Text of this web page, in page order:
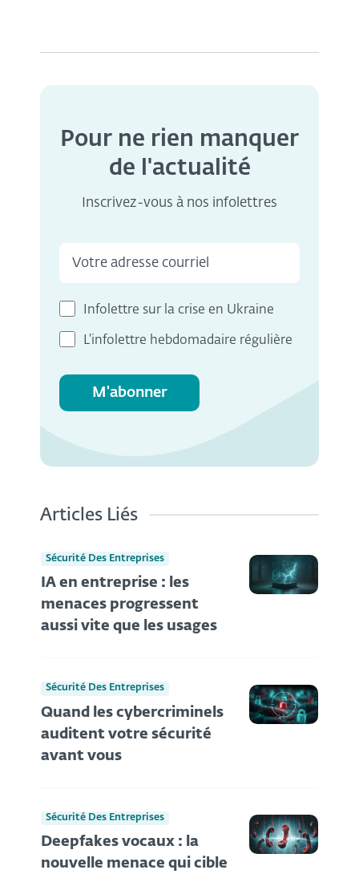
Pour ne rien manquer
de l'actualité
Inscrivez-vous à nos infolettres
Infolettre sur la crise en Ukraine
L'infolettre hebdomadaire régulière
M'abonner
Articles Liés
Sécurité Des Entreprises
IA en entreprise : les
menaces progressent
aussi vite que les usages
Sécurité Des Entreprises
Quand les cybercriminels
auditent votre sécurité
avant vous
Sécurité Des Entreprises
Deepfakes vocaux : la
nouvelle menace qui cible